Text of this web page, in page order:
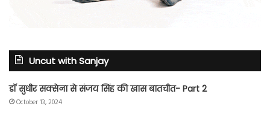
Uncut with Sanjay
डॉ सुधीर सक्सेना से संजय सिंह की खास बातचीत- Part 2
October 13, 2024